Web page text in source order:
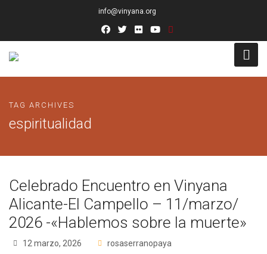
info@vinyana.org
Conócenos
Presidencia de Honor
Docentes
TAG ARCHIVES
espiritualidad
Celebrado Encuentro en Vinyana
Alicante-El Campello – 11/marzo/
2026 -«Hablemos sobre la muerte»
12 marzo, 2026 rosaserranopaya